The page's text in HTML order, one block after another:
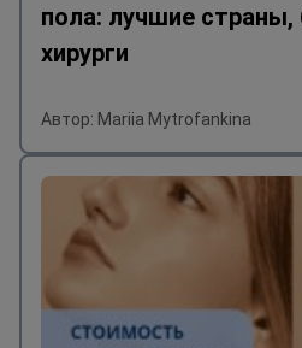
пола: лучшие
хирурги
Автор: Mariia Mytrofankina